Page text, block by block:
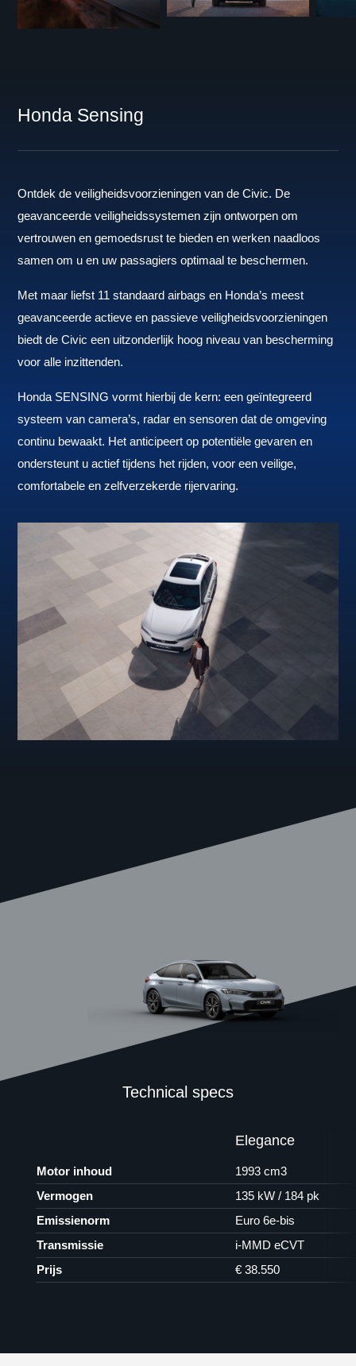
Honda Sensing
Ontdek de veiligheidsvoorzieningen van de Civic. De
geavanceerde veiligheidssystemen zijn ontworpen om
vertrouwen en gemoedsrust te bieden en werken naadloos
samen om u en uw passagiers optimaal te beschermen.
Met maar liefst 11 standaard airbags en Honda’s meest
geavanceerde actieve en passieve veiligheidsvoorzieningen
biedt de Civic een uitzonderlijk hoog niveau van bescherming
voor alle inzittenden.
Honda SENSING vormt hierbij de kern: een geïntegreerd
systeem van camera’s, radar en sensoren dat de omgeving
continu bewaakt. Het anticipeert op potentiële gevaren en
ondersteunt u actief tijdens het rijden, voor een veilige,
comfortabele en zelfverzekerde rijervaring.
Technical specs
Elegance
Motor inhoud
1993 cm3
Vermogen
135 kW / 184 pk
Emissienorm
Euro 6e-bis
Transmissie
i-MMD eCVT
Prijs
€ 38.550